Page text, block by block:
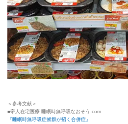
＜参考文献＞
■帝人在宅医療 睡眠時無呼吸なおそう.com
『睡眠時無呼吸症候群が招く合併症』